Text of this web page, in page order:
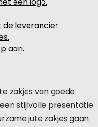
leverancier.
aan.
zakjes van goede
stijlvolle presentatie
jute zakjes gaan